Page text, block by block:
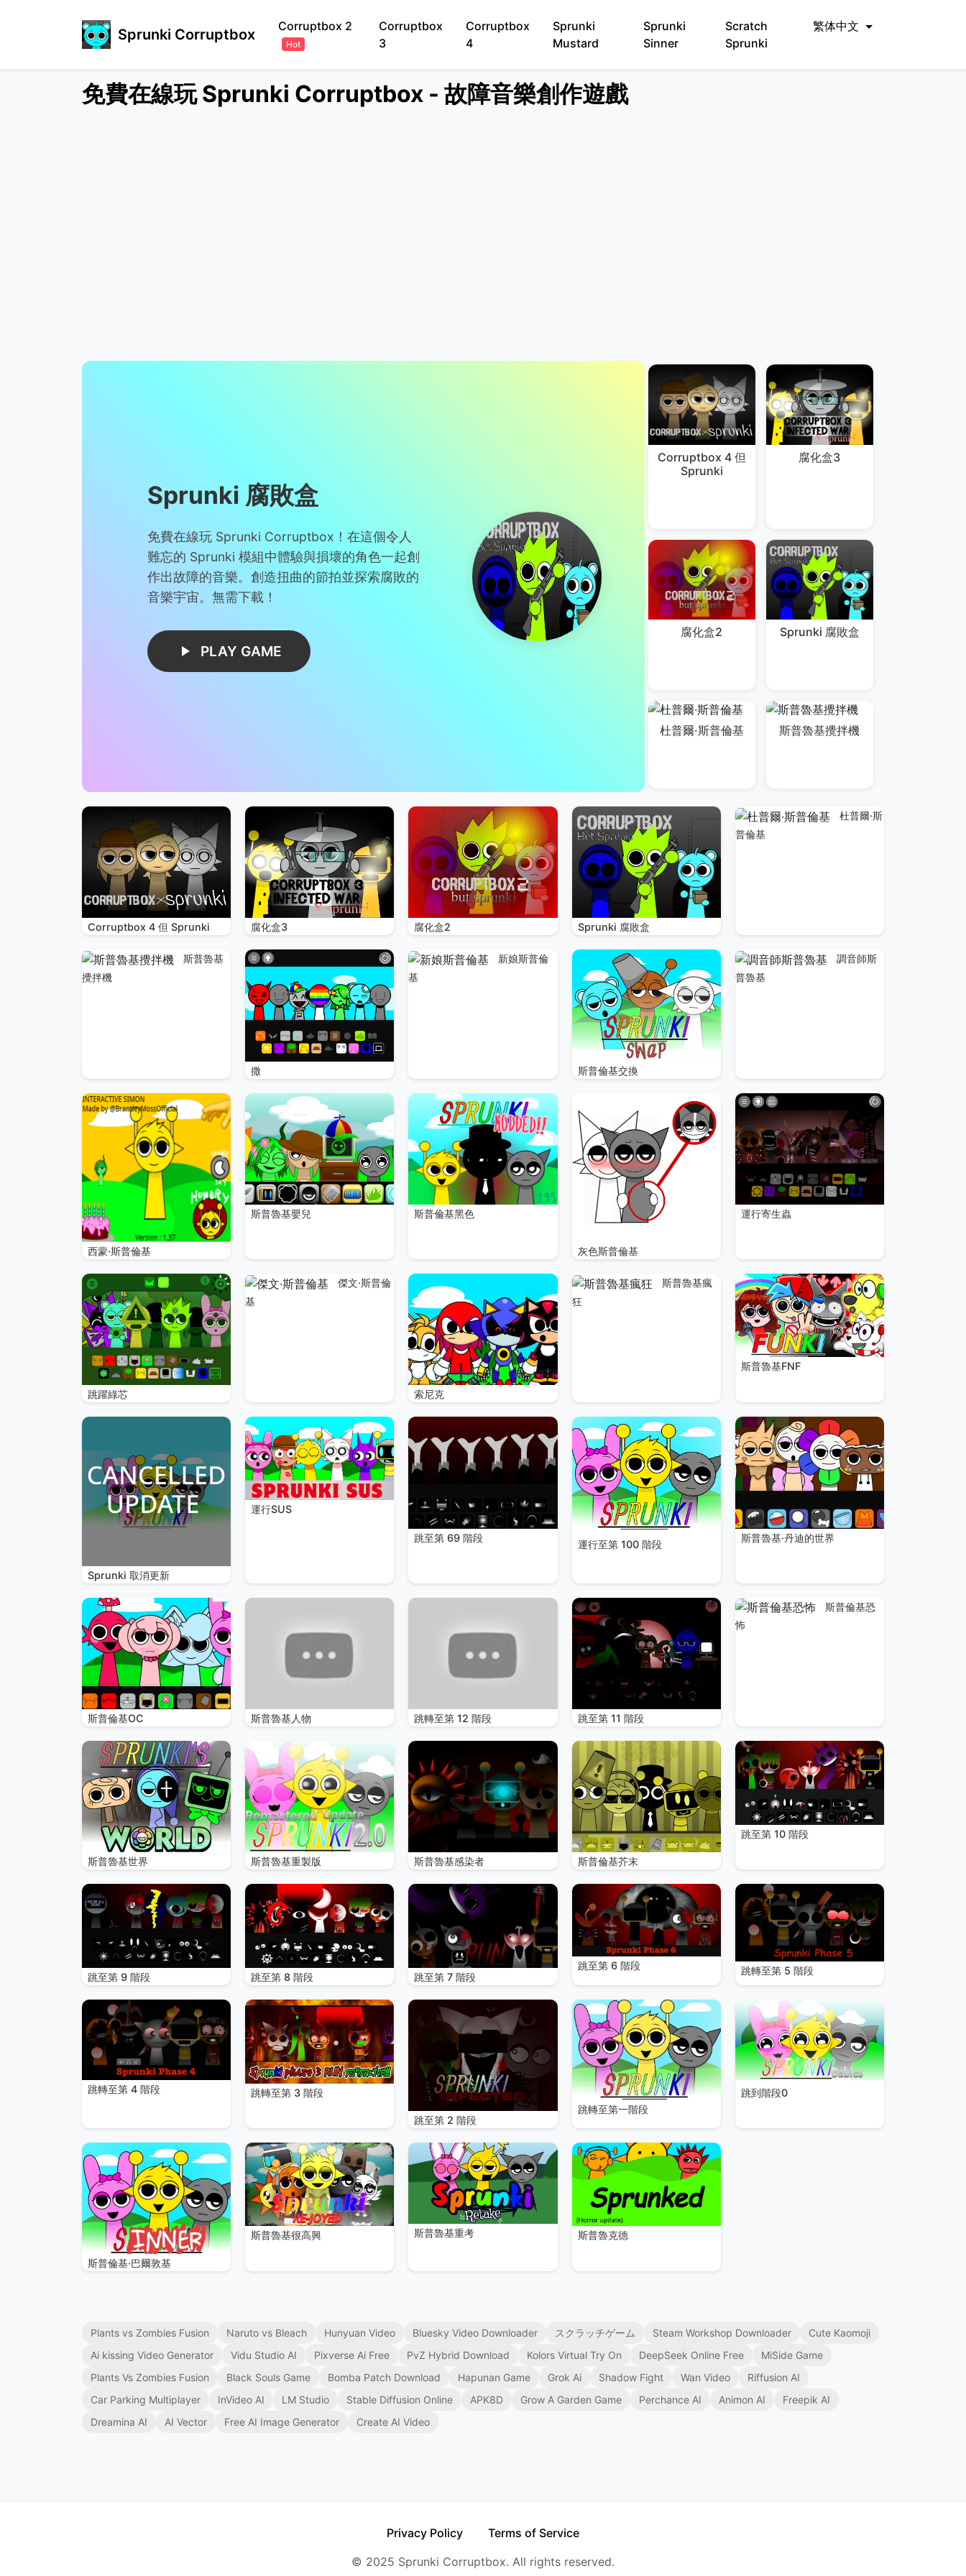
Sprunki Corruptbox Corruptbox 2
Hot
Corruptbox
3
Corruptbox
4
Sprunki
Mustard
Sprunki
Sinner
Scratch
Sprunki
繁体中文
免費在線玩 Sprunki Corruptbox - 故障音樂創作遊戲
Sprunki 腐敗盒
免費在線玩 Sprunki Corruptbox！在這個令人
難忘的 Sprunki 模組中體驗與損壞的角色一起創
作出故障的音樂。創造扭曲的節拍並探索腐敗的
音樂宇宙。無需下載！
PLAY GAME
Corruptbox 4 但
Sprunki
腐化盒3
腐化盒2 Sprunki 腐敗盒
杜普爾·斯普倫基 斯普魯基攪拌機
Corruptbox 4 但 Sprunki 腐化盒3 腐化盒2 Sprunki 腐敗盒
杜普爾·斯
普倫基
斯普魯基
攪拌機
撒
新娘斯普倫
基
斯普倫基交換
調音師斯
普魯基
西蒙·斯普倫基
斯普魯基嬰兒 斯普倫基黑色
灰色斯普倫基
運行寄生蟲
跳躍綠芯
傑文·斯普倫
基
索尼克
斯普魯基瘋
狂
斯普魯基FNF
Sprunki 取消更新
運行SUS
跳至第 69 階段
運行至第 100 階段
斯普魯基·丹迪的世界
斯普倫基OC 斯普魯基人物 跳轉至第 12 階段 跳至第 11 階段
斯普倫基恐
怖
斯普魯基世界 斯普魯基重製版 斯普魯基感染者 斯普倫基芥末
跳至第 10 階段
跳至第 9 階段 跳至第 8 階段 跳至第 7 階段
跳至第 6 階段 跳轉至第 5 階段
跳轉至第 4 階段 跳轉至第 3 階段
跳至第 2 階段
跳轉至第一階段
跳到階段0
斯普倫基·巴爾敦基
斯普魯基很高興 斯普魯基重考 斯普魯克德
Plants vs Zombies Fusion Naruto vs Bleach Hunyuan Video Bluesky Video Downloader スクラッチゲーム Steam Workshop Downloader
Cute Kaomoji
Ai kissing Video Generator
Vidu Studio AI Pixverse Ai Free PvZ Hybrid Download Kolors Virtual Try On DeepSeek Online Free
MiSide Game
Plants Vs Zombies Fusion
Black Souls Game Bomba Patch Download Hapunan Game Grok Ai Shadow Fight Wan Video
Riffusion AI
Car Parking Multiplayer
InVideo AI LM Studio Stable Diffusion Online APK8D Grow A Garden Game Perchance AI Animon AI
Freepik AI
Dreamina AI
AI Vector Free AI Image Generator Create AI Video
Privacy Policy
Terms of Service
© 2025 Sprunki Corruptbox. All rights reserved.